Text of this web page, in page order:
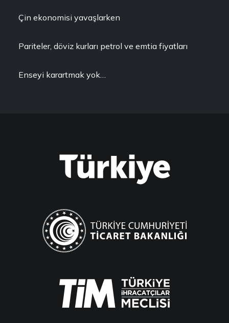
Çin ekonomisi yavaşlarken
Pariteler, döviz kurları petrol ve emtia fiyatları
Enseyi karartmak yok…